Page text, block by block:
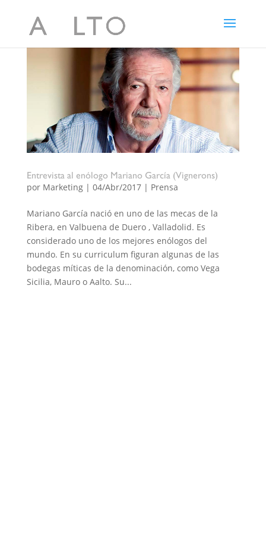
Entrevista al enólogo Mariano García (Vignerons)
por Marketing| 04/Abr/2017| Prensa
Mariano García nació en uno de las mecas de la
Ribera, en Valbuena de Duero , Valladolid. Es
considerado uno de los mejores enólogos del
mundo. En su curriculum figuran algunas de las
bodegas míticas de la denominación, como Vega
Sicilia, Mauro o Aalto. Su...